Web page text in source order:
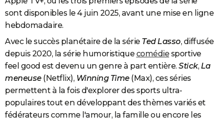
sont disponibles le 4 juin 2025, avant une mise en ligne
hebdomadaire.
Avec le succès planétaire de la série Ted Lasso, diffusée
depuis 2020, la série humoristique comédie sportive
feel good est devenu un genre à part entière. Stick, La
meneuse (Netflix), Winning Time (Max), ces séries
permettent à la fois d'explorer des sports ultra-
populaires tout en développant des thèmes variés et
fédérateurs comme l'amour, la famille ou encore les